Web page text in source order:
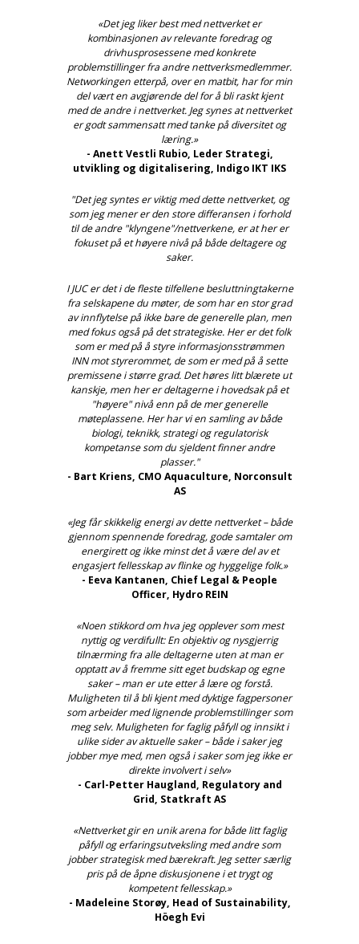
«Det jeg liker best med nettverket er
kombinasjonen av relevante foredrag og
drivhusprosessene med konkrete
problemstillinger fra andre nettverksmedlemmer.
Networkingen etterpå, over en matbit, har for min
del vært en avgjørende del for å bli raskt kjent
med de andre i nettverket. Jeg synes at nettverket
er godt sammensatt med tanke på diversitet og
læring.»
- Anett Vestli Rubio, Leder Strategi,
utvikling og digitalisering, Indigo IKT IKS
"Det jeg syntes er viktig med dette nettverket, og
som jeg mener er den store differansen i forhold
til de andre "klyngene"/nettverkene, er at her er
fokuset på et høyere nivå på både deltagere og
saker.
I JUC er det i de fleste tilfellene besluttningtakerne
fra selskapene du møter, de som har en stor grad
av innflytelse på ikke bare de generelle plan, men
med fokus også på det strategiske. Her er det folk
som er med på å styre informasjonsstrømmen
INN mot styrerommet, de som er med på å sette
premissene i større grad. Det høres litt blærete ut
kanskje, men her er deltagerne i hovedsak på et
"høyere" nivå enn på de mer generelle
møteplassene. Her har vi en samling av både
biologi, teknikk, strategi og regulatorisk
kompetanse som du sjeldent finner andre
plasser."
- Bart Kriens, CMO Aquaculture, Norconsult
AS
«Jeg får skikkelig energi av dette nettverket – både
gjennom spennende foredrag, gode samtaler om
energirett og ikke minst det å være del av et
engasjert fellesskap av flinke og hyggelige folk.»
- Eeva Kantanen, Chief Legal & People
Officer, Hydro REIN
«Noen stikkord om hva jeg opplever som mest
nyttig og verdifullt: En objektiv og nysgjerrig
tilnærming fra alle deltagerne uten at man er
opptatt av å fremme sitt eget budskap og egne
saker – man er ute etter å lære og forstå.
Muligheten til å bli kjent med dyktige fagpersoner
som arbeider med lignende problemstillinger som
meg selv. Muligheten for faglig påfyll og innsikt i
ulike sider av aktuelle saker – både i saker jeg
jobber mye med, men også i saker som jeg ikke er
direkte involvert i selv»
- Carl-Petter Haugland, Regulatory and
Grid, Statkraft AS
«Nettverket gir en unik arena for både litt faglig
påfyll og erfaringsutveksling med andre som
jobber strategisk med bærekraft. Jeg setter særlig
pris på de åpne diskusjonene i et trygt og
kompetent fellesskap.»
- Madeleine Storøy, Head of Sustainability,
Höegh Evi